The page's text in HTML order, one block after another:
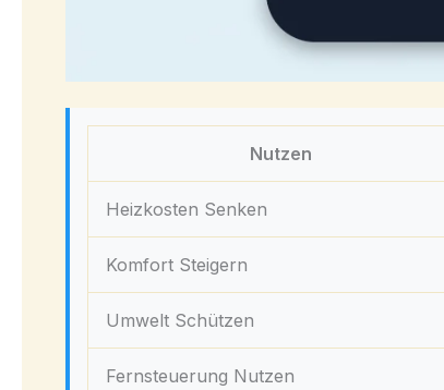
Nutzen
Heizkosten Senken
Komfort Steigern
Umwelt Schützen
Fernsteuerung Nutzen